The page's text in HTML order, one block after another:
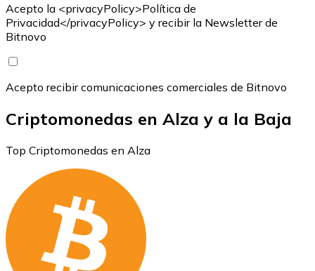
Acepto la <privacyPolicy>Política de
Privacidad</privacyPolicy> y recibir la Newsletter de
Bitnovo
Acepto recibir comunicaciones comerciales de Bitnovo
Criptomonedas en Alza y a la Baja
Top Criptomonedas en Alza